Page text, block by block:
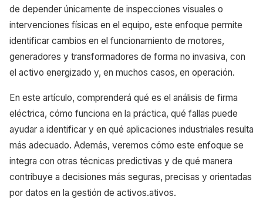
de depender únicamente de inspecciones visuales o
intervenciones físicas en el equipo, este enfoque permite
identificar cambios en el funcionamiento de motores,
generadores y transformadores de forma no invasiva, con
el activo energizado y, en muchos casos, en operación.
En este artículo, comprenderá qué es el análisis de firma
eléctrica, cómo funciona en la práctica, qué fallas puede
ayudar a identificar y en qué aplicaciones industriales resulta
más adecuado. Además, veremos cómo este enfoque se
integra con otras técnicas predictivas y de qué manera
contribuye a decisiones más seguras, precisas y orientadas
por datos en la gestión de activos.ativos.